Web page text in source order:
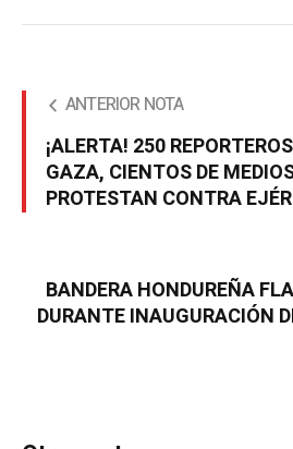
ANTERIOR NOTA
¡ALERTA! 250
GAZA, CIENTOS DE
PROTESTAN CONTRA
BANDERA HONDUREÑA
DURANTE INAUGURACIÓN